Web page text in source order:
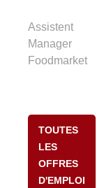
Assistent
Manager
Foodmarket
TOUTES
LES
OFFRES
D'EMPLOI